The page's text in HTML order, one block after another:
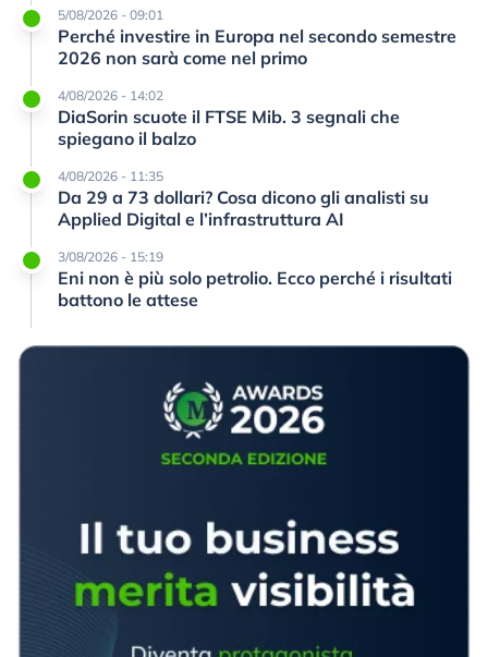
5/08/2026 - 09:01
Perché investire in Europa nel secondo semestre
2026 non sarà come nel primo
4/08/2026 - 14:02
DiaSorin scuote il FTSE Mib. 3 segnali che
spiegano il balzo
4/08/2026 - 11:35
Da 29 a 73 dollari? Cosa dicono gli analisti su
Applied Digital e l’infrastruttura AI
3/08/2026 - 15:19
Eni non è più solo petrolio. Ecco perché i risultati
battono le attese